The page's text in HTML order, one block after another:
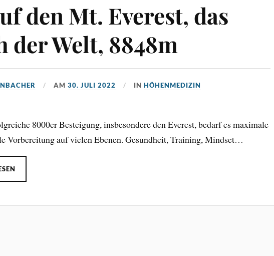
den Mt. Everest, das
der Welt, 8848m
AM30. JULI 2022 INHÖHENMEDIZIN
8000er Besteigung, insbesondere den Everest, bedarf es maximale
Vorbereitung auf vielen Ebenen. Gesundheit, Training, Mindset…